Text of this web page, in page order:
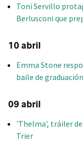
Toni Servillo
Berlusconi que
10 abril
Emma Stone
baile de
09 abril
'Thelma', tráiler
Trier